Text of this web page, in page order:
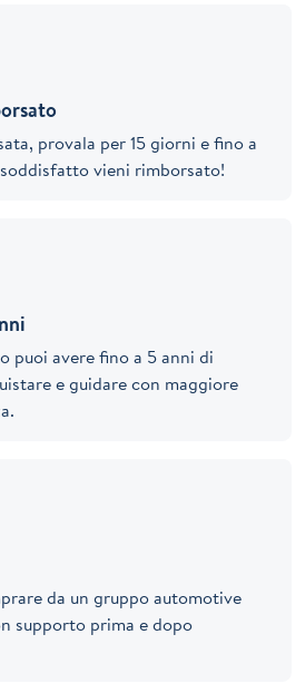
provala per 15 giorni e fino a
vieni rimborsato!
puoi avere fino a 5 anni di
e guidare con maggiore
da un gruppo automotive
supporto prima e dopo